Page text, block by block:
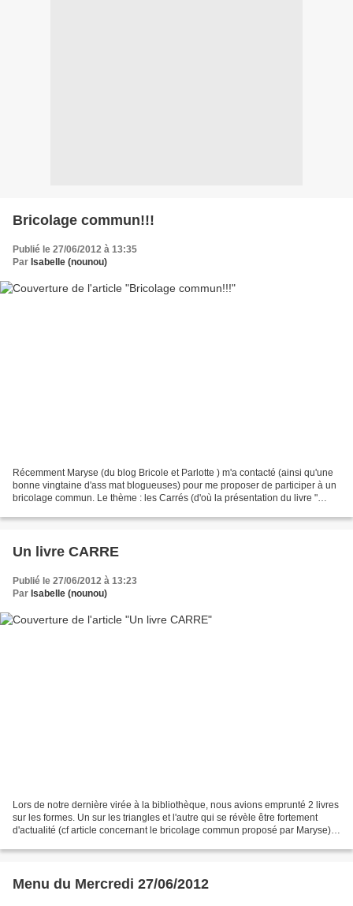
Bricolage commun!!!
Publié le 27/06/2012 à 13:35
Par Isabelle (nounou)
Récemment Maryse (du blog Bricole et Parlotte ) m'a contacté (ainsi qu'une
bonne vingtaine d'ass mat blogueuses) pour me proposer de participer à un
bricolage commun. Le thème : les Carrés (d'où la présentation du livre "
Un livre CARRE
Publié le 27/06/2012 à 13:23
Par Isabelle (nounou)
Lors de notre dernière virée à la bibliothèque, nous avions emprunté 2 livres
sur les formes. Un sur les triangles et l'autre qui se révèle être fortement
d'actualité (cf article concernant le bricolage commun proposé par Maryse),
Menu du Mercredi 27/06/2012